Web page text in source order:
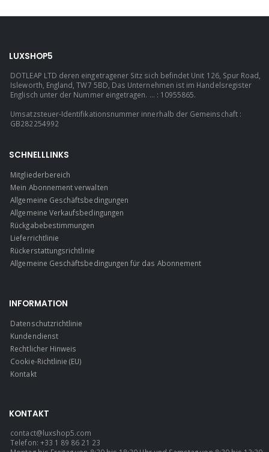
LUXSHOP5
DOTLEAP LTD deren eingetragener Sitz sich befindet Unit 126, Spur Road,
Isleworth, England, TW7 5BD, Das Unternehmen ist im Handelsregister
Englisch unter der Nummer eingetragen. ... : 10955865.
Umsatzsteuer-Identifikationsnummer innerhalb der Gemeinschaft :
GB282254992
SCHNELLLINKS
Mitgliederbereich
Mein Abonnement verwalten
Allgemeine Geschäftsbedingungen
Allgemeine Verkaufsbedingungen
Rückgabebestimmungen
Lieferrichtlinie
Rückerstattungsrichtlinie
Allgemeine Geschäftsbedingungen für das Abonnement
INFORMATION
Datenschutzrichtlinie
Kundendienst
Rechtlicher Hinweis
Cookie-Richtlinie (EU)
Kontakt
KONTAKT
contact@luxshop5.com
Telefon: +33 1 89 86 21 23